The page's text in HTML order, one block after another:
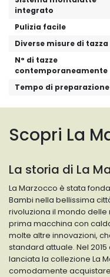
integrato
Pulizia facile
Diverse misure di tazza
N° di tazze
contemporaneamente
Tempo di preparazione
Scopri La
La storia di La
La Marzocco è stata
Bambi nella bellissima
rivoluziona il mondo
prima macchina con
molte altre innovazioni,
standard attuale. Nel
lanciata la collezione La
comodamente